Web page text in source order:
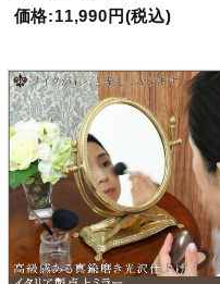
価格:11,990円(税込)